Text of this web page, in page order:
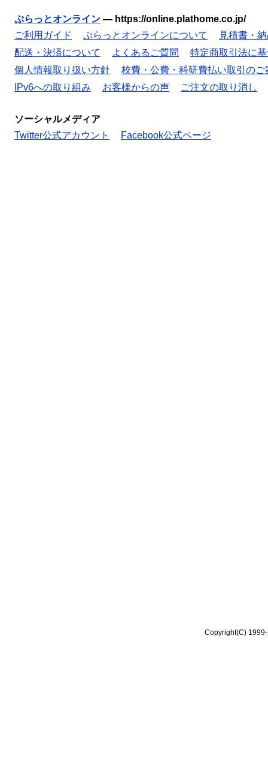
ぷらっとオンライン — https://online.plathome.co.jp/
ご利用ガイド
ぷらっとオンラインについて
見積書・
配送・決済について
よくあるご質問
特定商取引法に
個人情報取り扱い方針
校費・公費・科研費払い取引のご
IPv6への取り組み
お客様からの声 ご注文の取り消し
ソーシャルメディア
Twitter公式アカウント
Facebook公式ページ
Copyright(C)